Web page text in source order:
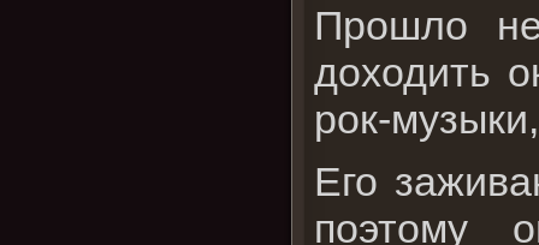
Прошло
доходить
рок-
Его
поэтому